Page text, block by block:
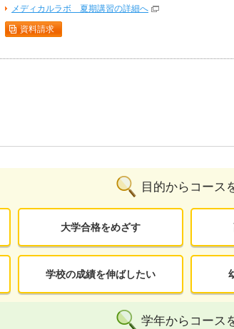
メディカルラボ 夏期講習の詳細へ
資料請求
目的からコース
大学合格をめざす
学校の成績を伸ばしたい
学年からコース